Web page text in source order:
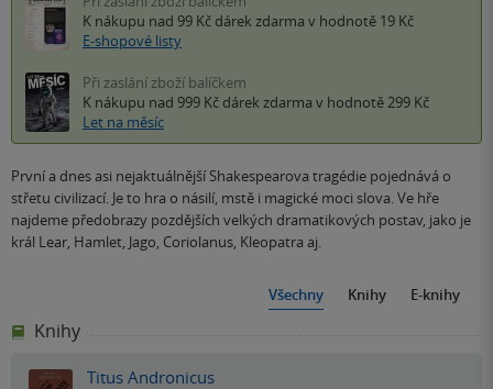
K nákupu nad 99 Kč dárek zdarma v hodnotě 19 Kč
E-shopové listy
Při zaslání zboží balíčkem
K nákupu nad 999 Kč dárek zdarma v hodnotě 299 Kč
Let na měsíc
První a dnes asi nejaktuálnější Shakespearova tragédie pojednává o
střetu civilizací. Je to hra o násilí, mstě i magické moci slova. Ve hře
najdeme předobrazy pozdějších velkých dramatikových postav, jako je
král Lear, Hamlet, Jago, Coriolanus, Kleopatra aj.
Všechny Knihy E-knihy
Knihy
Titus Andronicus